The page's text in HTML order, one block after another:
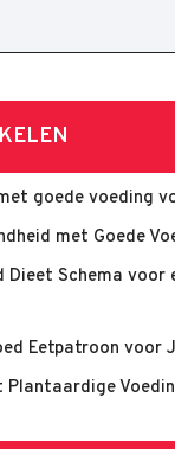
goede voeding
met Goede
Dieet Schema voor
Eetpatroon voor
Plantaardige